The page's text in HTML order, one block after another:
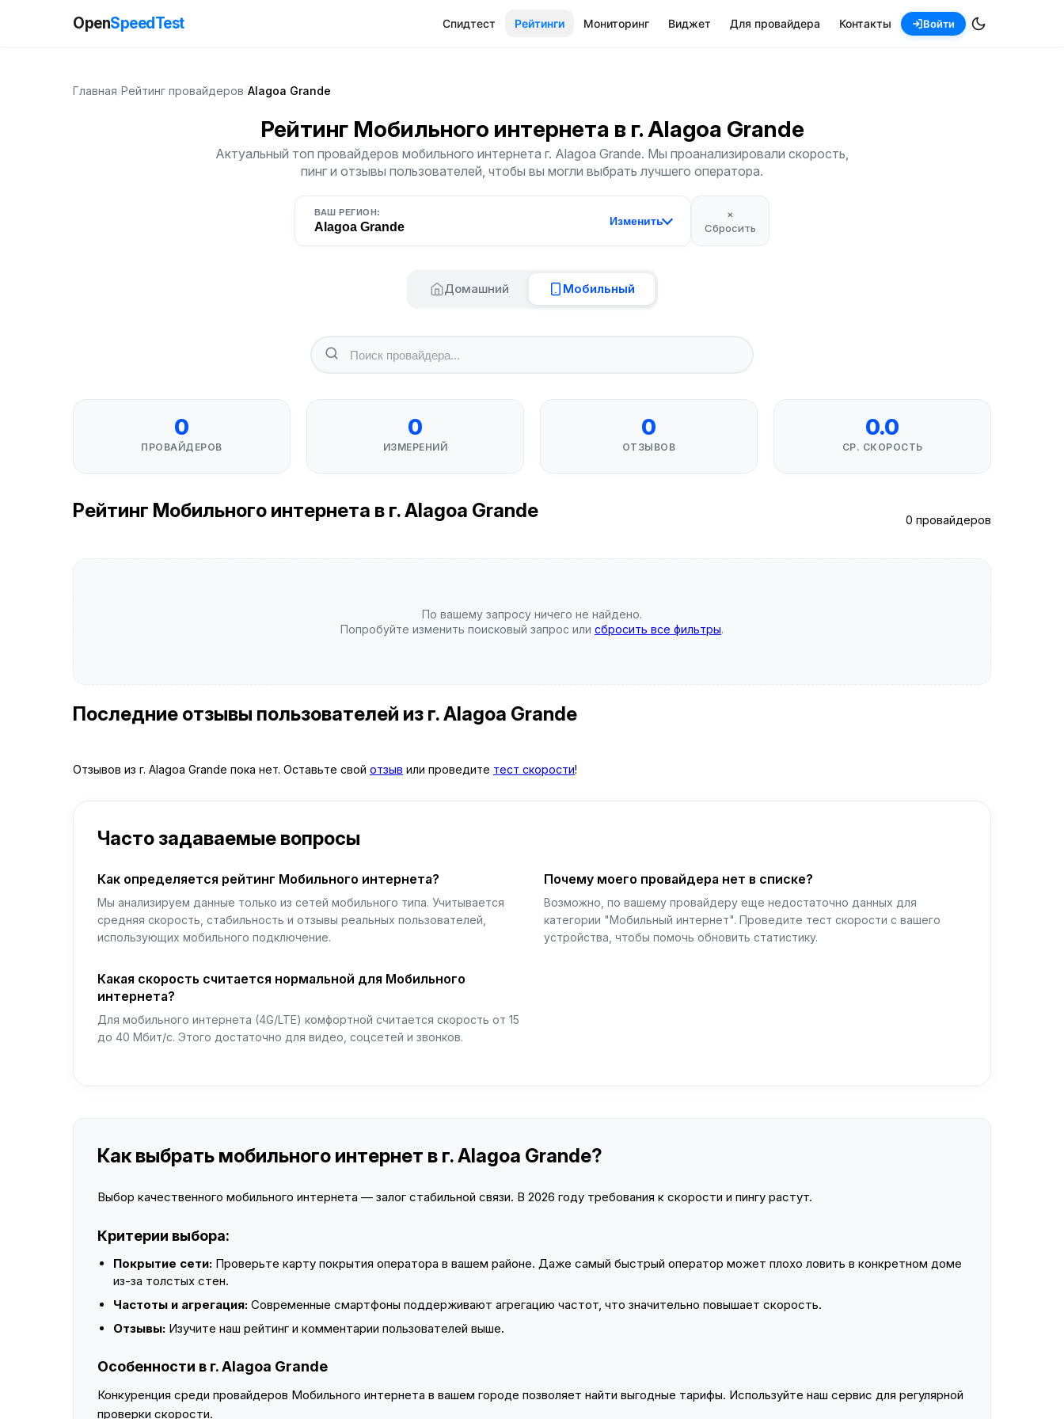
OpenSpeedTest Спидтест Рейтинги Мониторинг Виджет Для провайдера Контакты Войти
Главная Рейтинг провайдеров Alagoa Grande
Рейтинг Мобильного интернета в г. Alagoa Grande
Актуальный топ провайдеров мобильного интернета г. Alagoa Grande. Мы проанализировали скорость,
пинг и отзывы пользователей, чтобы вы могли выбрать лучшего оператора.
ВАШ РЕГИОН:
Alagoa Grande Изменить
×
Сбросить
Домашний Мобильный
0
ПРОВАЙДЕРОВ
0
ИЗМЕРЕНИЙ
0
ОТЗЫВОВ
0.0
СР. СКОРОСТЬ
Рейтинг Мобильного интернета в г. Alagoa Grande 0 провайдеров
По вашему запросу ничего не найдено.
Попробуйте изменить поисковый запрос или сбросить все фильтры.
Последние отзывы пользователей из г. Alagoa Grande
Отзывов из г. Alagoa Grande пока нет. Оставьте свой отзыв или проведите тест скорости!
Часто задаваемые вопросы
Как определяется рейтинг Мобильного интернета?
Мы анализируем данные только из сетей мобильного типа. Учитывается
средняя скорость, стабильность и отзывы реальных пользователей,
использующих мобильного подключение.
Почему моего провайдера нет в списке?
Возможно, по вашему провайдеру еще недостаточно данных для
категории "Мобильный интернет". Проведите тест скорости с вашего
устройства, чтобы помочь обновить статистику.
Какая скорость считается нормальной для Мобильного
интернета?
Для мобильного интернета (4G/LTE) комфортной считается скорость от 15
до 40 Мбит/с. Этого достаточно для видео, соцсетей и звонков.
Как выбрать мобильного интернет в г. Alagoa Grande?
Выбор качественного мобильного интернета — залог стабильной связи. В 2026 году требования к скорости и пингу растут.
Критерии выбора:
Покрытие сети: Проверьте карту покрытия оператора в вашем районе. Даже самый быстрый оператор может плохо ловить в конкретном доме
из-за толстых стен.
Частоты и агрегация: Современные смартфоны поддерживают агрегацию частот, что значительно повышает скорость.
Отзывы: Изучите наш рейтинг и комментарии пользователей выше.
Особенности в г. Alagoa Grande
Конкуренция среди провайдеров Мобильного интернета в вашем городе позволяет найти выгодные тарифы. Используйте наш сервис для регулярной
проверки скорости.